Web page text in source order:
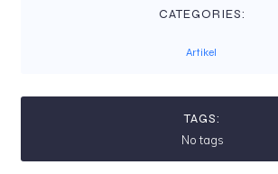
CATEGORIES:
Artikel
TAGS:
No tags